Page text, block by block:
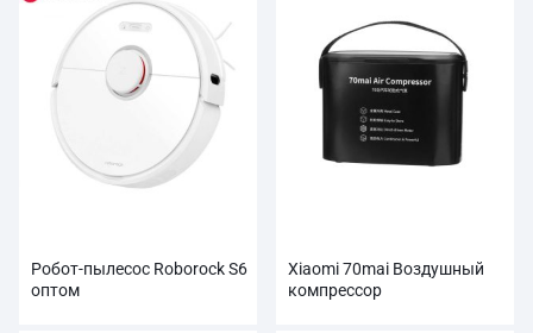
Робот-пылесос Roborock S6
оптом
Xiaomi 70mai Воздушный
компрессор